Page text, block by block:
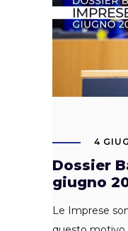
4
Dossier
giugno
Le Imprese